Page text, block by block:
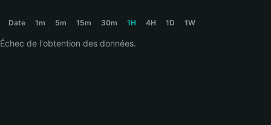
Español (Argentina)
Date 1m 5m 15m 30m 1H 4H 1D 1W
Échec de l'obtention des données.